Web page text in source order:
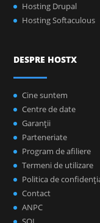
Hosting Drupal
Hosting Softaculous
DESPRE HOSTX
Cine suntem
Centre de date
Garanţii
Parteneriate
Program de afiliere
Termeni de utilizare
Politica de
Contact
ANPC